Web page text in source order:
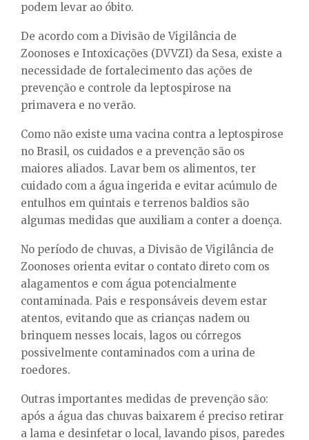
podem levar ao óbito.
De acordo com a Divisão de Vigilância de
Zoonoses e Intoxicações (DVVZI) da Sesa, existe a
necessidade de fortalecimento das ações de
prevenção e controle da leptospirose na
primavera e no verão.
Como não existe uma vacina contra a leptospirose
no Brasil, os cuidados e a prevenção são os
maiores aliados. Lavar bem os alimentos, ter
cuidado com a água ingerida e evitar acúmulo de
entulhos em quintais e terrenos baldios são
algumas medidas que auxiliam a conter a doença.
No período de chuvas, a Divisão de Vigilância de
Zoonoses orienta evitar o contato direto com os
alagamentos e com água potencialmente
contaminada. Pais e responsáveis devem estar
atentos, evitando que as crianças nadem ou
brinquem nesses locais, lagos ou córregos
possivelmente contaminados com a urina de
roedores.
Outras importantes medidas de prevenção são:
após a água das chuvas baixarem é preciso retirar
a lama e desinfetar o local, lavando pisos, paredes